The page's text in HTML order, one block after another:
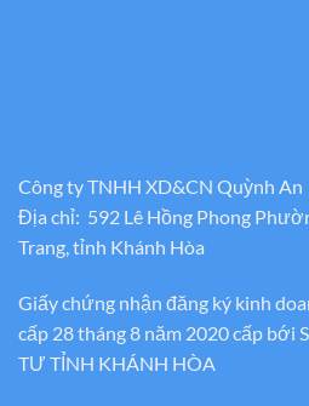
Công ty TNHH XD&CN Quỳnh An
Địa chỉ: 592 Lê Hồng Phong
Trang, tỉnh Khánh Hòa
Giấy chứng nhận đăng ký kinh
cấp 28 tháng 8 năm 2020 cấp bới
TƯ TỈNH KHÁNH HÒA